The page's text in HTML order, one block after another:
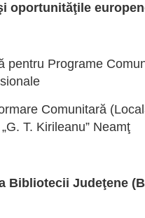
oportunităţile
pentru Programe
Comunitară
T. Kirileanu” Neamţ
Bibliotecii Judeţene